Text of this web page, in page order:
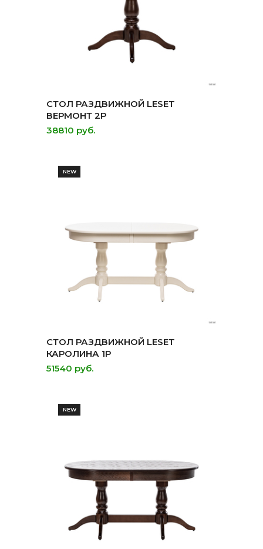
СТОЛ РАЗДВИЖНОЙ LESET
ВЕРМОНТ 2Р
38810 руб.
NEW
СТОЛ РАЗДВИЖНОЙ LESET
КАРОЛИНА 1Р
51540 руб.
NEW